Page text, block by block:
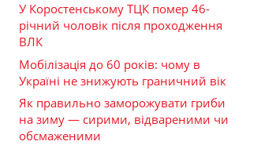
У Коростенському ТЦК помер 46-
річний чоловік після проходження
ВЛК
Мобілізація до 60 років: чому в
Україні не знижують граничний вік
Як правильно заморожувати гриби
на зиму — сирими, відвареними чи
обсмаженими